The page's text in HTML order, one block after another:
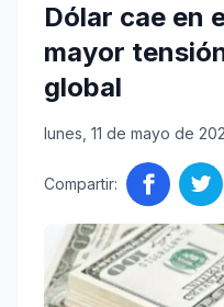
Dólar cae en
mayor
global
lunes, 11 de mayo de
Compartir: